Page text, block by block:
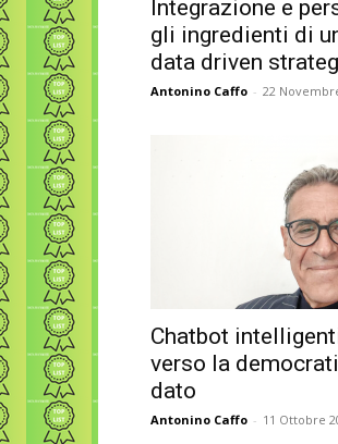
Integrazione e
gli ingredienti di
data driven
Antonino Caffo - 22
Chatbot
verso la
dato
Antonino Caffo - 11 Ottobre